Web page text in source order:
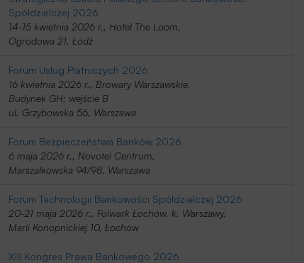
Spółdzielczej 2026
14-15 kwietnia 2026 r., Hotel The Loom,
Ogrodowa 21, Łódź
Forum Usług Płatniczych 2026
16 kwietnia 2026 r., Browary Warszawskie,
Budynek GH; wejście B
ul. Grzybowska 56, Warszawa
Forum Bezpieczeństwa Banków 2026
6 maja 2026 r., Novotel Centrum,
Marszałkowska 94/98, Warszawa
Forum Technologii Bankowości Spółdzielczej 2026
20-21 maja 2026 r., Folwark Łochów, k. Warszawy,
Marii Konopnickiej 10, Łochów
XIII Kongres Prawa Bankowego 2026